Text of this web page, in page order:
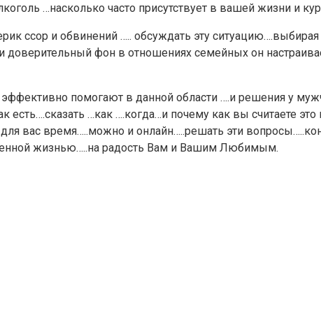
…насколько часто присутствует в вашей жизни и
ссор и обвинений ….. обсуждать эту
фон в отношениях семейных он
помогают в данной области ….и решения у
…как ….когда…и почему как вы считаете
вас время…..можно и онлайн…..решать эти
жизнью…..на радость Вам и Вашим Любимым.